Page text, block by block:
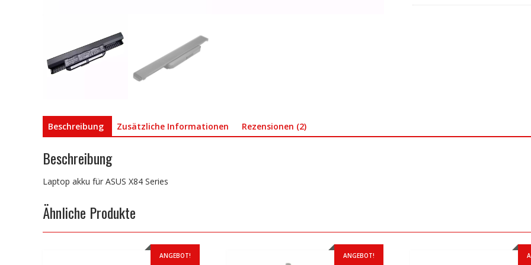
Beschreibung Zusätzliche Informationen Rezensionen (2)
Beschreibung
Laptop akku für ASUS X84 Series
Ähnliche Produkte
ANGEBOT! ANGEBOT!